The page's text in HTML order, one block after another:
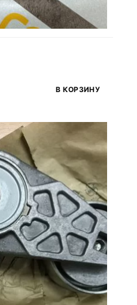
В КОРЗИНУ